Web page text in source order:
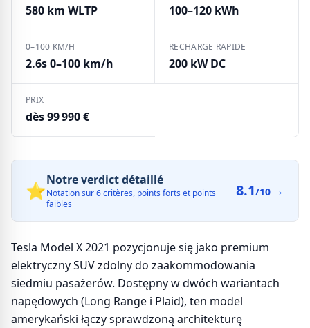
580 km WLTP 100–120 kWh
0–100 KM/H
2.6s 0–100 km/h
RECHARGE RAPIDE
200 kW DC
PRIX
dès 99 990 €
⭐Notre verdict détaillé
Notation sur 6 critères, points forts et points
faibles
8.1/10 →
Tesla Model X 2021 pozycjonuje się jako premium
elektryczny SUV zdolny do zaakommodowania
siedmiu pasażerów. Dostępny w dwóch wariantach
napędowych (Long Range i Plaid), ten model
amerykański łączy sprawdzoną architekturę